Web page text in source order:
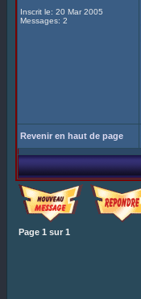
Inscrit le: 20 Mar 2005
Messages: 2
Revenir en haut de page
Page 1 sur 1